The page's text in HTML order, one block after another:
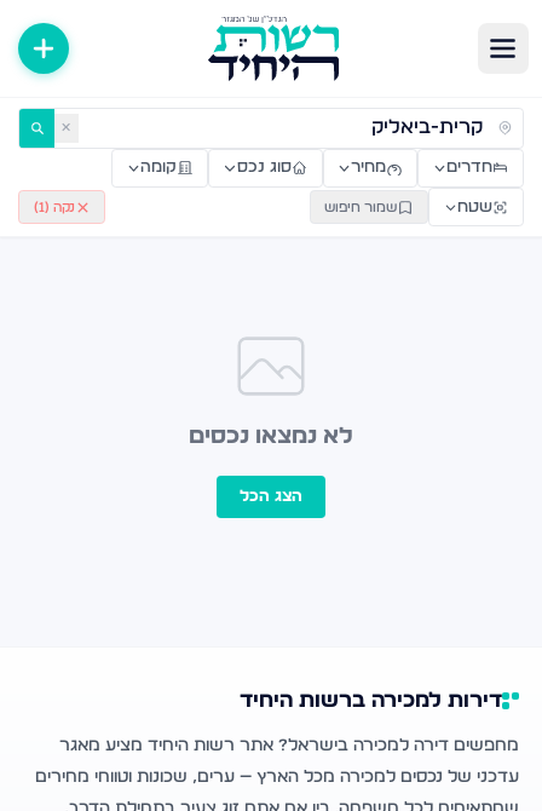
דירות למכירה ולהשכרה — רשות היחיד ✕
חדרים מחיר סוג נכס קומה
שטח שמור חיפוש נקה ( 1
)
לא נמצאו נכסים
הצג הכל
דירות למכירה ברשות היחיד
מחפשים דירה למכירה בישראל? אתר רשות היחיד מציע מאגר
עדכני של נכסים למכירה מכל הארץ — ערים, שכונות וטווחי מחירים